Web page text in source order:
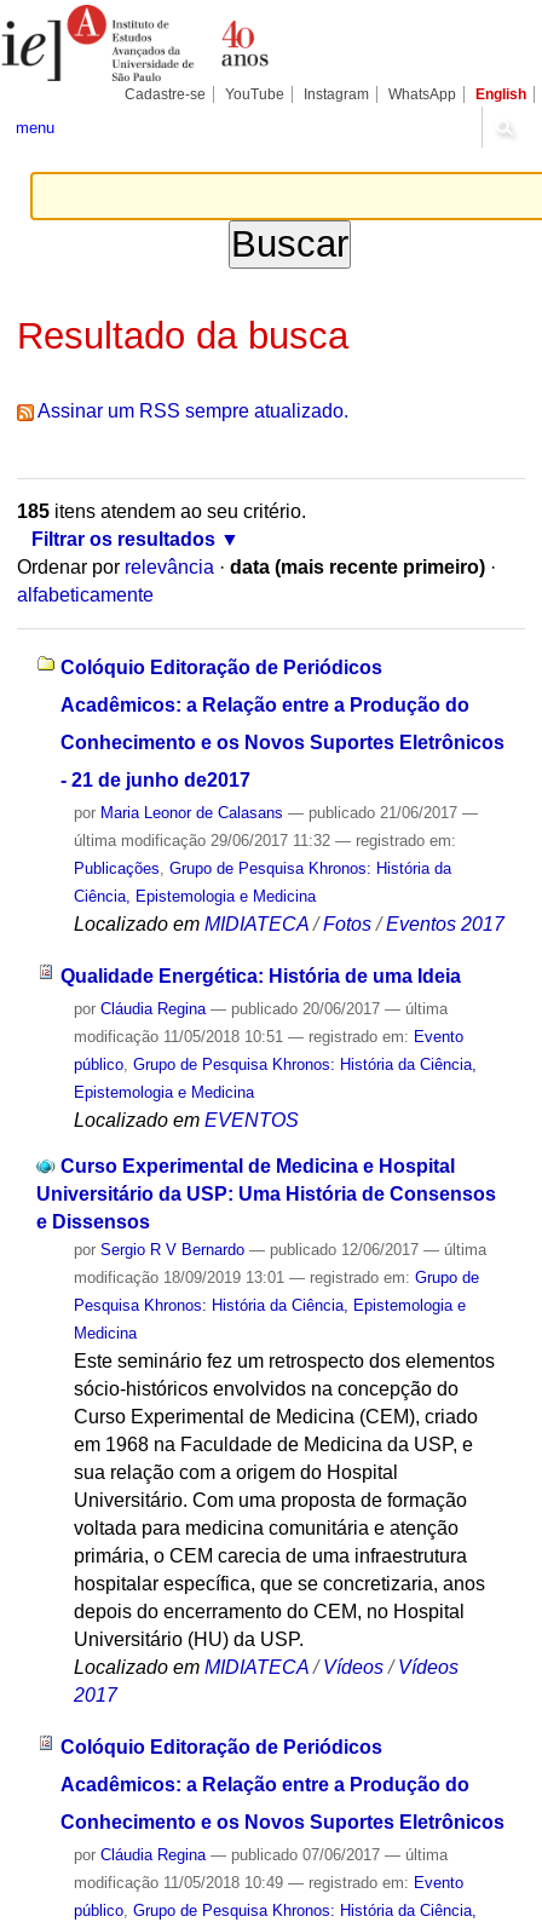
para
conteúdo.
Pessoais
Cadastre-se YouTube Instagram WhatsApp English
menu
Resultado da busca
Assinar um RSS sempre atualizado.
185itens atendem ao seu critério.
Filtrar os resultados
Ordenar por relevância · data (mais recente primeiro) ·
alfabeticamente
Colóquio Editoração de Periódicos
Acadêmicos: a Relação entre a Produção do
Conhecimento e os Novos Suportes Eletrônicos
- 21 de junho de2017
por Maria Leonor de Calasans — publicado21/06/2017 —
última modificação29/06/2017 11:32 — registrado em:
Publicações Grupo de Pesquisa Khronos: História da
Ciência, Epistemologia e Medicina
Localizado em MIDIATECA /Fotos /Eventos 2017
Qualidade Energética: História de uma Ideia
por Cláudia Regina — publicado20/06/2017 — última
modificação11/05/2018 10:51 — registrado em: Evento
público, Grupo de Pesquisa Khronos: História da Ciência,
Epistemologia e Medicina
Localizado em EVENTOS
Curso Experimental de Medicina e Hospital
Universitário da USP: Uma História de Consensos
e Dissensos
por Sergio R V Bernardo — publicado12/06/2017 — última
modificação18/09/2019 13:01 — registrado em: Grupo de
Pesquisa Khronos: História da Ciência, Epistemologia e
Medicina
Este seminário fez um retrospecto dos elementos
sócio-históricos envolvidos na concepção do
Curso Experimental de Medicina (CEM), criado
em 1968 na Faculdade de Medicina da USP, e
sua relação com a origem do Hospital
Universitário. Com uma proposta de formação
voltada para medicina comunitária e atenção
primária, o CEM carecia de uma infraestrutura
hospitalar específica, que se concretizaria, anos
depois do encerramento do CEM, no Hospital
Universitário (HU) da USP.
Localizado em MIDIATECA /Vídeos /Vídeos
2017
Colóquio Editoração de Periódicos
Acadêmicos: a Relação entre a Produção do
Conhecimento e os Novos Suportes Eletrônicos
por Cláudia Regina — publicado07/06/2017 — última
modificação11/05/2018 10:49 — registrado em: Evento
público, Grupo de Pesquisa Khronos: História da Ciência,